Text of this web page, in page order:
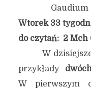
Gaudium et
Wtorek 33
do czytań: 2 Mch
W
przykłady
W pierwszym